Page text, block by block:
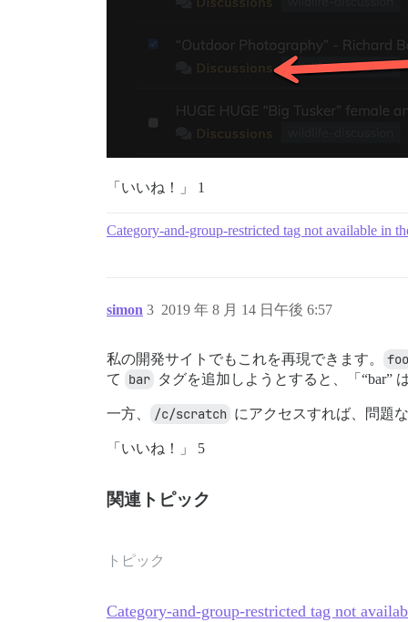
「いいね！」 1
Category-and-group-restricted tag not available in
simon 2019 年 8 月 14 日午後 6:57
3
私の開発サイトでもこれを再現できます。 foo
て bar タグを追加しようとすると、「“bar”
一方、 /c/scratch にアクセスすれば、問題
「いいね！」 5
関連トピック
トピック
Category-and-group-restricted tag not